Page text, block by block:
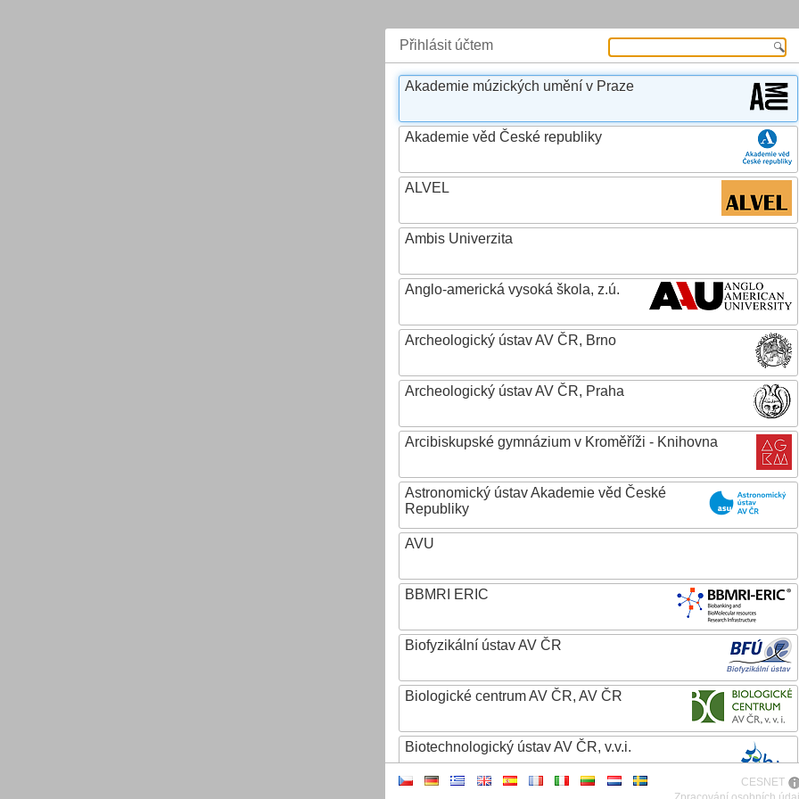
Přihlásit účtem
Akademie múzických umění v Praze
Akademie věd České republiky
ALVEL
Ambis Univerzita
Anglo-americká vysoká škola, z.ú.
Archeologický ústav AV ČR, Brno
Archeologický ústav AV ČR, Praha
Arcibiskupské gymnázium v Kroměříži - Knihovna
Astronomický ústav Akademie věd České
Republiky
AVU
BBMRI ERIC
Biofyzikální ústav AV ČR
Biologické centrum AV ČR, AV ČR
Biotechnologický ústav AV ČR, v.v.i.
CESNET